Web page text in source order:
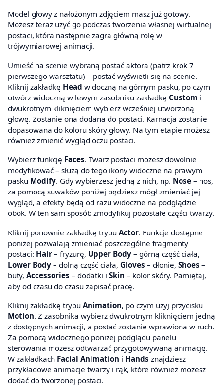
Model głowy z nałożonym zdjęciem masz już gotowy.
Możesz teraz użyć go podczas tworzenia własnej wirtualnej
postaci, która następnie zagra główną rolę w
trójwymiarowej animacji.
Umieść na scenie wybraną postać aktora (patrz krok 7
pierwszego warsztatu) – postać wyświetli się na scenie.
Kliknij zakładkę Head widoczną na górnym pasku, po czym
otwórz widoczną w lewym zasobniku zakładkę Custom i
dwukrotnym kliknięciem wybierz wcześniej utworzoną
głowę. Zostanie ona dodana do postaci. Karnacja zostanie
dopasowana do koloru skóry głowy. Na tym etapie możesz
również zmienić wygląd oczu postaci.
Wybierz funkcję Faces. Twarz postaci możesz dowolnie
modyfikować – służą do tego ikony widoczne na prawym
pasku Modify. Gdy wybierzesz jedną z nich, np. Nose – nos,
za pomocą suwaków poniżej będziesz mógł zmieniać jej
wygląd, a efekty będą od razu widoczne na podglądzie
obok. W ten sam sposób zmodyfikuj pozostałe części twarzy.
Kliknij ponownie zakładkę trybu Actor. Funkcje dostępne
poniżej pozwalają zmieniać poszczególne fragmenty
postaci: Hair – fryzurę, Upper Body – górną część ciała,
Lower Body – dolną część ciała, Gloves – dłonie, Shoes –
buty, Accessories – dodatki i Skin – kolor skóry. Pamiętaj,
aby od czasu do czasu zapisać pracę.
Kliknij zakładkę trybu Animation, po czym użyj przycisku
Motion. Z zasobnika wybierz dwukrotnym kliknięciem jedną
z dostępnych animacji, a postać zostanie wprawiona w ruch.
Za pomocą widocznego poniżej podglądu panelu
sterowania możesz odtwarzać przygotowywaną animację.
W zakładkach Facial Animation i Hands znajdziesz
przykładowe animacje twarzy i rąk, które również możesz
dodać do tworzonej postaci.